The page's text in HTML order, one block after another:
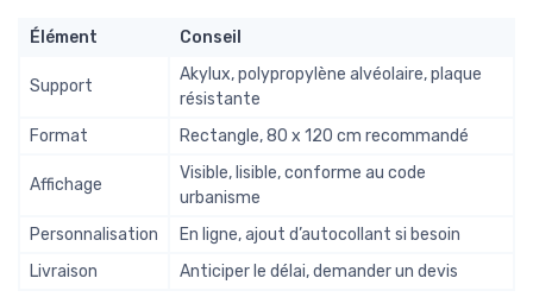
Élément Conseil
Support
Akylux, polypropylène alvéolaire, plaque
résistante
Format
Rectangle, 80 x 120 cm recommandé
Affichage
Visible, lisible, conforme au code
urbanisme
Personnalisation
En ligne, ajout d’autocollant si besoin
Livraison
Anticiper le délai, demander un devis